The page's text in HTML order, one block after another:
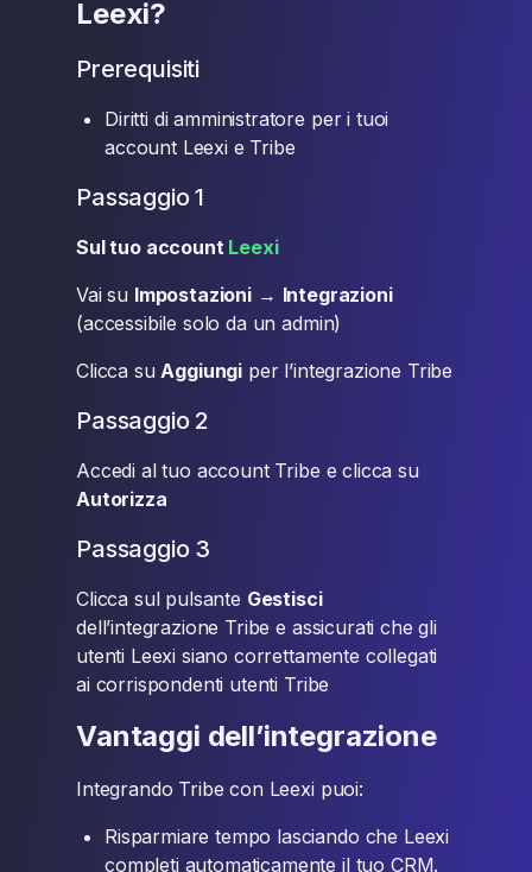
Leexi?
Prerequisiti
Diritti di amministratore per i tuoi
account Leexi e Tribe
Passaggio 1
Sul tuo account Leexi
Vai su Impostazioni→ Integrazioni
(accessibile solo da un admin)
Clicca suAggiungi per l’integrazione Tribe
Passaggio 2
Accedi al tuo account Tribe e clicca su
Autorizza
Passaggio 3
Clicca sul pulsante Gestisci
dell’integrazione Tribe e assicurati che gli
utenti Leexi siano correttamente collegati
ai corrispondenti utenti Tribe
Vantaggi dell’integrazione
Integrando Tribe con Leexi puoi:
Risparmiare tempo lasciando che Leexi
completi automaticamente il tuo CRM.